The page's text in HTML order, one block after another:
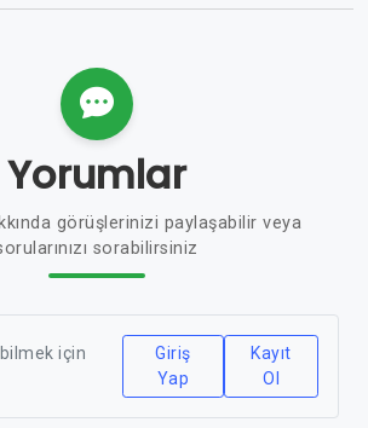
Yorumlar
görüşlerinizi paylaşabilir veya
sorabilirsiniz
için
Giriş
Yap
Kayıt
Ol